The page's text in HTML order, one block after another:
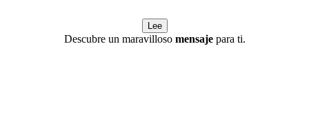
Lee
Descubre un maravilloso mensajepara ti.